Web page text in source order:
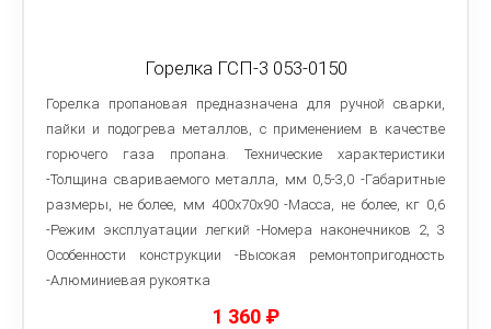
Горелка ГСП-3 053-0150
Горелка пропановая предназначена для ручной сварки,
пайки и подогрева металлов, с применением в качестве
горючего газа пропана. Технические характеристики
-Толщина свариваемого металла, мм 0,5-3,0 -Габаритные
размеры, не более, мм 400х70х90 -Масса, не более, кг 0,6
-Режим эксплуатации легкий -Номера наконечников 2, 3
Особенности конструкции -Высокая ремонтопригодность
-Алюминиевая рукоятка
1 360 ₽